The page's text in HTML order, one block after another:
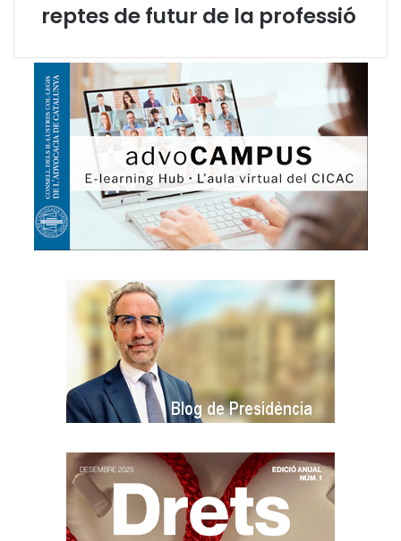
reptes de futur de la professió